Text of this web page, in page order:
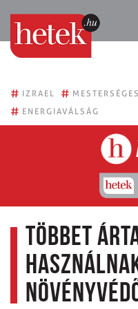
# IZRAEL #
# ENERGIAVÁLSÁG
Többet